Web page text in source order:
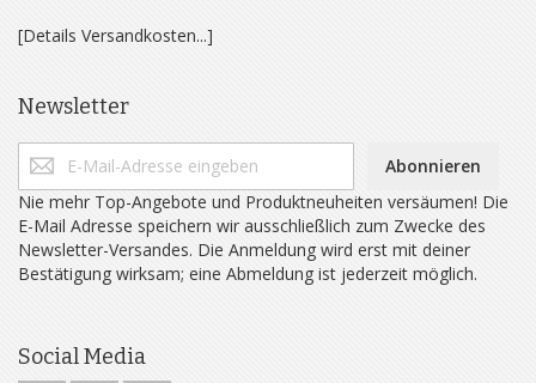
[Details Versandkosten...]
Newsletter
Abonnieren
Nie mehr Top-Angebote und Produktneuheiten versäumen! Die
E-Mail Adresse speichern wir ausschließlich zum Zwecke des
Newsletter-Versandes. Die Anmeldung wird erst mit deiner
Bestätigung wirksam; eine Abmeldung ist jederzeit möglich.
Social Media